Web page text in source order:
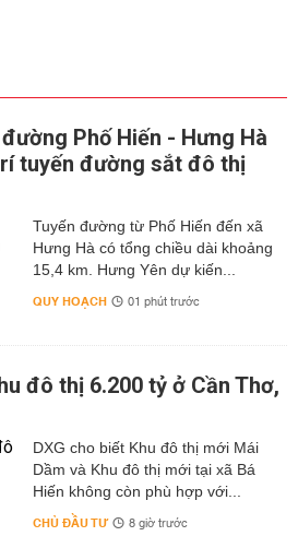
Phố Hiến - Hưng Hà
tuyến đường sắt đô thị
Tuyến đường từ Phố Hiến đến xã
Hưng Hà có tổng chiều dài khoảng
15,4 km. Hưng Yên dự kiến...
QUY HOẠCH 01 phút trước
đô thị 6.200 tỷ ở Cần Thơ,
DXG cho biết Khu đô thị mới Mái
Dầm và Khu đô thị mới tại xã Bá
Hiến không còn phù hợp với...
CHỦ ĐẦU TƯ 8 giờ trước